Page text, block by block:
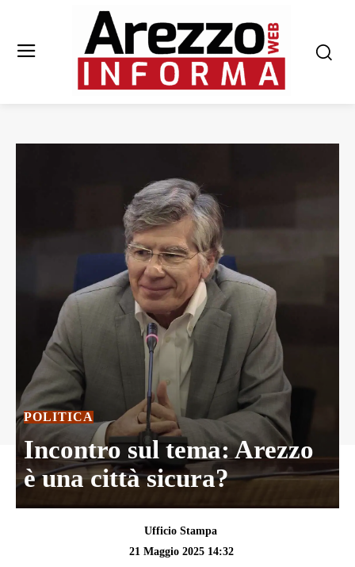
POLITICA
Incontro sul tema: Arezzo
è una città sicura?
Ufficio Stampa
21 Maggio 2025 14:32